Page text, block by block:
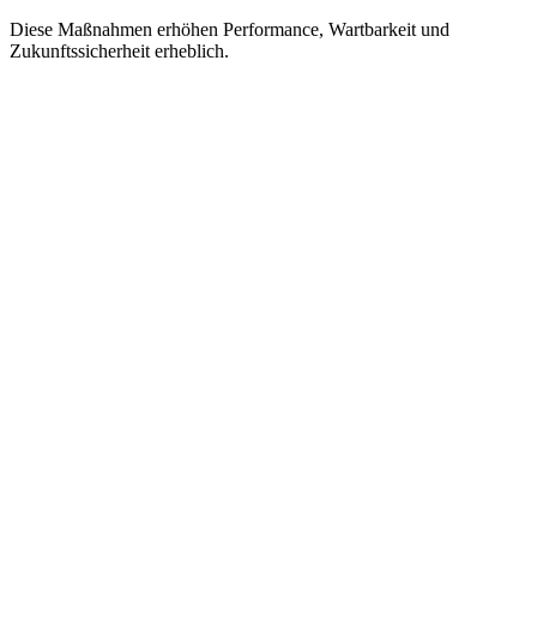
Diese Maßnahmen erhöhen Performance, Wartbarkeit und
Zukunftssicherheit erheblich.